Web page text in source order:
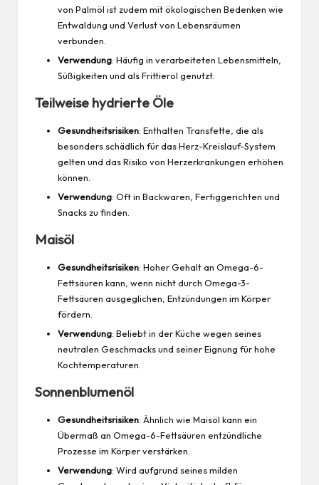
von Palmöl ist zudem mit ökologischen Bedenken wie
Entwaldung und Verlustvon Lebensräumen
verbunden.
Verwendung: Häufig in verarbeiteten Lebensmitteln,
Süßigkeiten und als Frittieröl genutzt.
Teilweise hydrierte Öle
Gesundheitsrisiken: Enthalten Transfette, die als
besonders schädlich für das Herz-Kreislauf-System
gelten und das Risiko von Herzerkrankungen erhöhen
können.
Verwendung: Oft in Backwaren, Fertiggerichten und
Snacks zu finden.
Maisöl
Gesundheitsrisiken: Hoher Gehalt an Omega-6-
Fettsäuren kann, wenn nicht durch Omega-3-
Fettsäuren ausgeglichen, Entzündungen im Körper
fördern.
Verwendung: Beliebt in der Küche wegen seines
neutralen Geschmacks und seiner Eignung für hohe
Kochtemperaturen.
Sonnenblumenöl
Gesundheitsrisiken: Ähnlich wie Maisöl kann ein
Übermaß an Omega-6-Fettsäuren entzündliche
Prozesse im Körper verstärken.
Verwendung: Wird aufgrund seines milden